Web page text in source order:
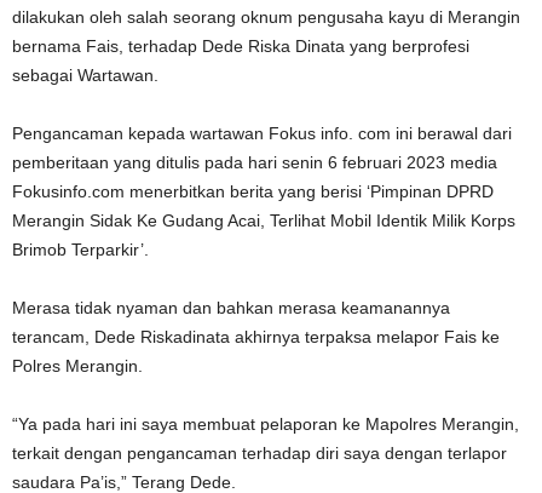
dilakukan oleh salah seorang oknum pengusaha kayu di Merangin
bernama Fais, terhadap Dede Riska Dinata yang berprofesi
sebagai Wartawan.
Pengancaman kepada wartawan Fokus info. com ini berawal dari
pemberitaan yang ditulis pada hari senin 6 februari 2023 media
Fokusinfo.com menerbitkan berita yang berisi ‘Pimpinan DPRD
Merangin Sidak Ke Gudang Acai, Terlihat Mobil Identik Milik Korps
Brimob Terparkir’.
Merasa tidak nyaman dan bahkan merasa keamanannya
terancam, Dede Riskadinata akhirnya terpaksa melapor Fais ke
Polres Merangin.
“Ya pada hari ini saya membuat pelaporan ke Mapolres Merangin,
terkait dengan pengancaman terhadap diri saya dengan terlapor
saudara Pa’is,” Terang Dede.